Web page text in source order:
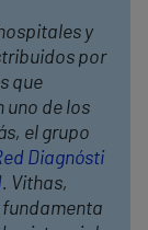
y
por
que
uno de los
el grupo
Diagnósti
. Vithas,
fundamenta